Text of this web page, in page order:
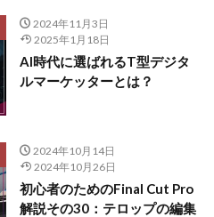
2024年11月3日
2025年1月18日
AI時代に選ばれるT型デジタ
ルマーケッターとは？
2024年10月14日
2024年10月26日
初心者のためのFinal Cut Pro
解説その30：テロップの編集